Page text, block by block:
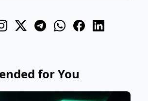
for You